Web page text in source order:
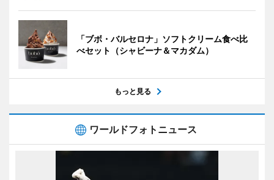
「ブボ・バルセロナ」ソフトクリーム食べ比
べセット（シャビーナ＆マカダム）
もっと見る
ワールドフォトニュース